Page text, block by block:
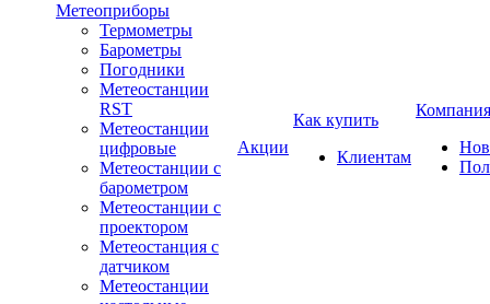
Метеоприборы
Термометры
Барометры
Погодники
Метеостанции
RST
Метеостанции
цифровые
Метеостанции с
барометром
Метеостанции с
проектором
Метеостанция с
датчиком
Метеостанции
Акции
Как купить
Клиентам
Компания